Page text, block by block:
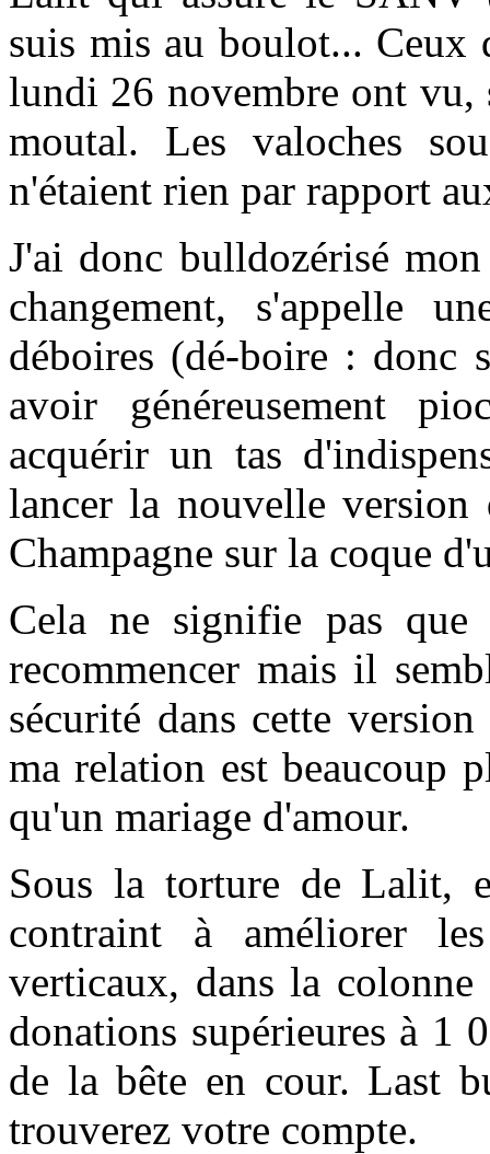
suis mis au boulot... Ceux
lundi 26 novembre ont vu,
moutal. Les valoches
n'étaient rien par rapport
J'ai donc bulldozérisé
changement, s'appelle
déboires (dé-boire : donc
avoir généreusement
acquérir un tas
lancer la nouvelle
Champagne sur la coque
Cela ne signifie pas que
recommencer mais il
sécurité dans cette
ma relation est beaucoup
qu'un mariage d'amour.
Sous la torture de Lalit,
contraint à améliorer
verticaux, dans la colonne
donations supérieures à 1
de la bête en cour. Last
trouverez votre compte.